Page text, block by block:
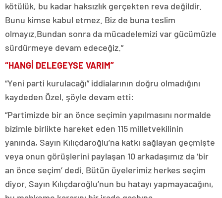
kötülük, bu kadar haksızlık gerçekten reva değildir.
Bunu kimse kabul etmez. Biz de buna teslim
olmayız.Bundan sonra da mücadelemizi var gücümüzle
sürdürmeye devam edeceğiz.”
“HANGİ DELEGEYSE VARIM”
“Yeni parti kurulacağı” iddialarının doğru olmadığını
kaydeden Özel, şöyle devam etti:
“Partimizde bir an önce seçimin yapılmasını normalde
bizimle birlikte hareket eden 115 milletvekilinin
yanında, Sayın Kılıçdaroğlu’na katkı sağlayan geçmişte
veya onun görüşlerini paylaşan 10 arkadaşımız da ‘bir
an önce seçim’ dedi. Bütün üyelerimiz herkes seçim
diyor. Sayın Kılıçdaroğlu’nun bu hatayı yapmayacağını,